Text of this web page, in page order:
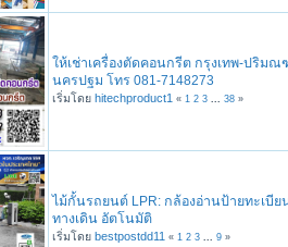
ให้เช่าเครื่องตัดคอนกรีต กรุงเทพ-ปริม
นครปฐม โทร 081-7148273
เริ่มโดยhitechproduct1 « 1 2 3 ...38 »
ไม้กั้นรถยนต์ LPR: กล้องอ่านป้ายทะเบี
ทางเดิน อัตโนมัติ
เริ่มโดยbestpostdd11 « 1 2 3 ...9 »